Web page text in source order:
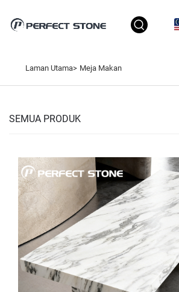
Laman Utama> Meja Makan
SEMUA PRODUK